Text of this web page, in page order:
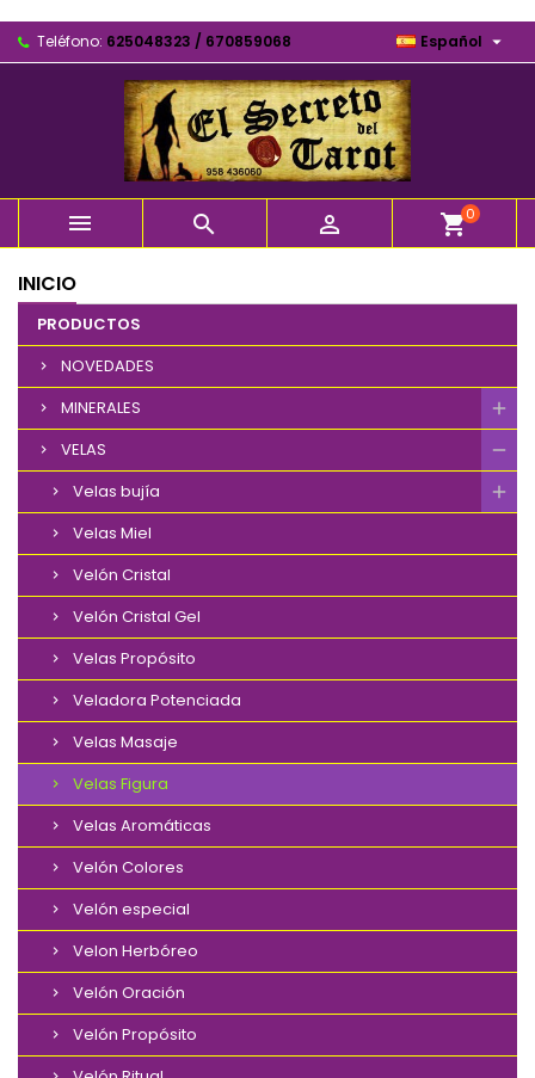
Teléfono: 625048323 / 670859068 Español 
   shopping_cart0
INICIO
PRODUCTOS
NOVEDADES
MINERALES
VELAS
Velas bujía
Velas Miel
Velón Cristal
Velón Cristal Gel
Velas Propósito
Veladora Potenciada
Velas Masaje
Velas Figura
Velas Aromáticas
Velón Colores
Velón especial
Velon Herbóreo
Velón Oración
Velón Propósito